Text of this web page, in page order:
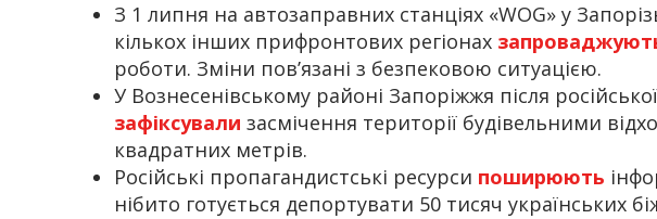
З 1 липня на автозаправних станціях «WOG» у
кількох інших прифронтових регіонах
роботи. Зміни пов’язані з безпековою ситуацією.
У Вознесенівському районі Запоріжжя після
зафіксували засмічення території будівельними
квадратних метрів.
Російські пропагандистські ресурси поширюють
нібито готується депортувати 50 тисяч українських